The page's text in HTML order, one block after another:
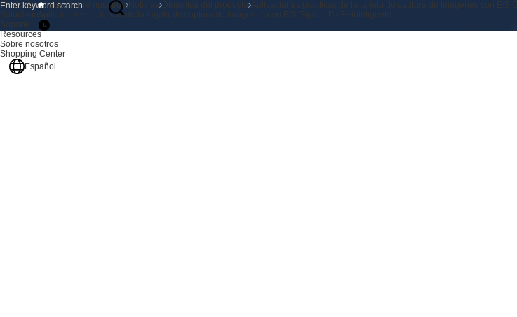
Productos
Soluciones
Soporte
Resources
Sobre nosotros
Shopping Center
Español
Inicio Sobre nosotros Noticias Dinámica del producto Aplicaciones prácticas de la tarjeta de captura de imágenes con E/S
Aplicaciones prácticas de la tarjeta de captura de imágenes con E/S Gigabit PoE+ inteligente